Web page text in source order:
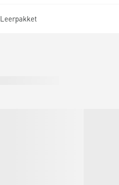
Leerpakket